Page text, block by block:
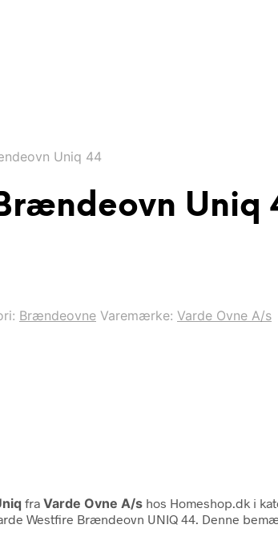
Uniq 44
Uniq
Brændeovne Varemærke: Varde Ovne A/s
fra Varde Ovne A/s hos Homeshop.dk i
Westfire Brændeovn UNIQ 44. Denne